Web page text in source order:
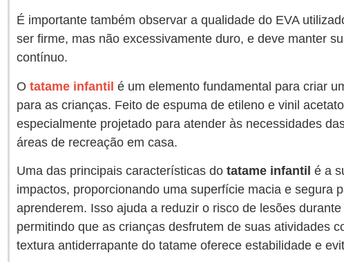
É importante também observar a qualidade do EVA
ser firme, mas não excessivamente duro, e deve manter
contínuo.
Otatame infantil é um elemento fundamental para criar
para as crianças. Feito de espuma de etileno e vinil
especialmente projetado para atender às necessidades
áreas de recreação em casa.
Uma das principais características dotatame infantil é a
impactos, proporcionando uma superfície macia e segura
aprenderem. Isso ajuda a reduzir o risco de lesões
permitindo que as crianças desfrutem de suas atividades
textura antiderrapante do tatame oferece estabilidade e